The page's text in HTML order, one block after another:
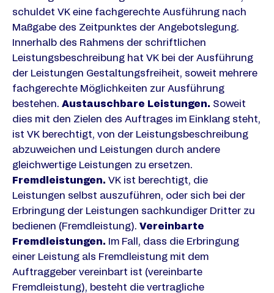
schuldet VK eine fachgerechte Ausführung nach
Maßgabe des Zeitpunktes der Angebotslegung.
Innerhalb des Rahmens der schriftlichen
Leistungsbeschreibung hat VK bei der Ausführung
der Leistungen Gestaltungsfreiheit, soweit mehrere
fachgerechte Möglichkeiten zur Ausführung
bestehen. Austauschbare Leistungen. Soweit
dies mit den Zielen des Auftrages im Einklang steht,
ist VK berechtigt, von der Leistungsbeschreibung
abzuweichen und Leistungen durch andere
gleichwertige Leistungen zu ersetzen.
Fremdleistungen. VK ist berechtigt, die
Leistungen selbst auszuführen, oder sich bei der
Erbringung der Leistungen sachkundiger Dritter zu
bedienen (Fremdleistung). Vereinbarte
Fremdleistungen. Im Fall, dass die Erbringung
einer Leistung als Fremdleistung mit dem
Auftraggeber vereinbart ist (vereinbarte
Fremdleistung), besteht die vertragliche